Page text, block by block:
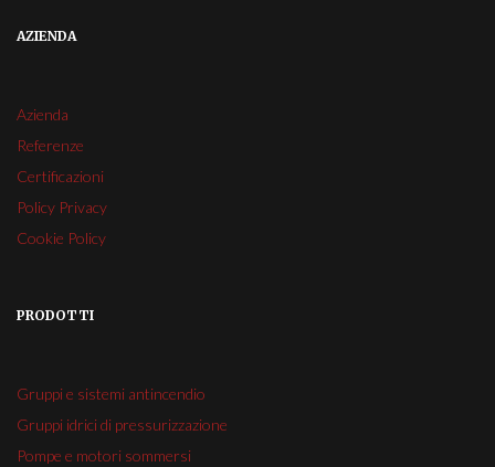
AZIENDA
Azienda
Referenze
Certificazioni
Policy Privacy
Cookie Policy
PRODOTTI
Gruppi e sistemi antincendio
Gruppi idrici di pressurizzazione
Pompe e motori sommersi